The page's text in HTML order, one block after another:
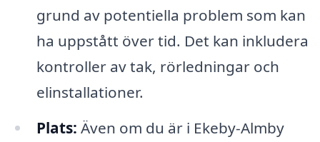
grund av potentiella problem som kan
ha uppstått över tid. Det kan inkludera
kontroller av tak, rörledningar och
elinstallationer.
Plats: Även om du är i Ekeby-Almby